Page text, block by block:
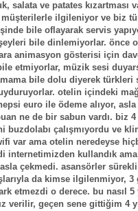
salata ve patates kızartması
müşterilerle ilgileniyor ve biz
bile oflayarak servis
bile dinlemiyorlar. önce
animasyon gösterisi için
etmiyorlar, müzik sesi
bile dolu diyerek türkleri
otelin içindeki
euro ile ödeme alıyor,
ne de bir sabun vardı. biz
buzdolabı çalışmıyordu ve
var ama otelin neredeyse
internetimizden kullandık
çekmedi. asansörler
da kimse ilgilenmiyor,
etmezdi o derece. bu nasıl 5
verilir, geçen sene gittiğim 4